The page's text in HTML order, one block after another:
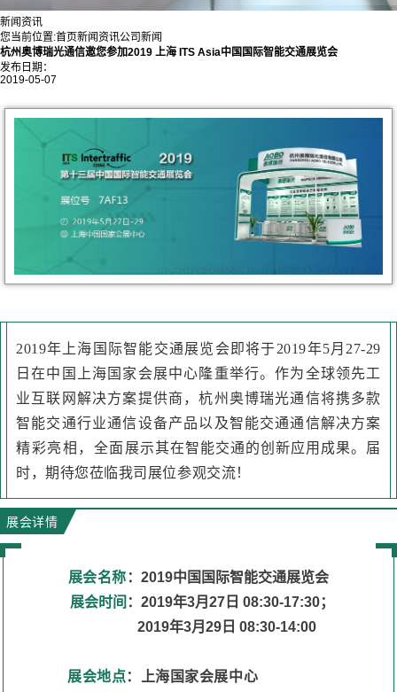
新闻资讯
您当前位置:首页新闻资讯公司新闻
杭州奥博瑞光通信邀您参加2019 上海 ITS Asia中国国际智能交通展览会
发布日期：
2019-05-07
2019年上海国际智能交通展览会即将于2019年5月27-29
日在中国上海国家会展中心隆重举行。作为全球领先工
业互联网解决方案提供商，杭州奥博瑞光通信将携多款
智能交通行业通信设备产品以及智能交通通信解决方案
精彩亮相，全面 展示其在智能交通的创新应用成果。 届
时，期待您莅临我司展位参观交流！
展会详情
展会名称 ：2019中国国际智能交通展览会
展会时间 ：2019年3月27日 08:30-17:30；
2019年3月29日 08:30-14:00
展会地点： 上海国家会展中心